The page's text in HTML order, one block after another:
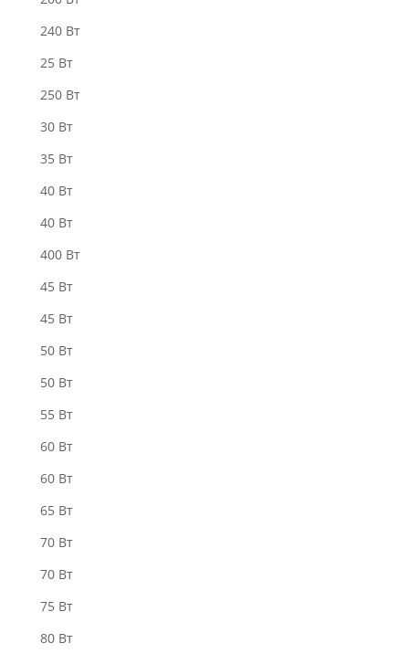
240 Вт
25 Вт
250 Вт
30 Вт
35 Вт
40 Bт
40 Вт
400 Вт
45 Вт
45 Вт
50 Bт
50 Вт
55 Bт
60 Вт
60 Вт
65 Вт
70 Bт
70 Вт
75 Bт
80 Вт